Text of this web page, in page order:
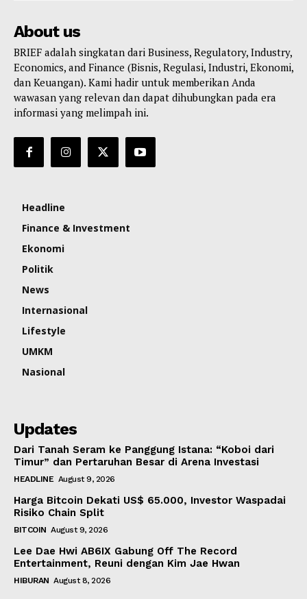
About us
BRIEF adalah singkatan dari Business, Regulatory, Industry,
Economics, and Finance (Bisnis, Regulasi, Industri, Ekonomi,
dan Keuangan). Kami hadir untuk memberikan Anda
wawasan yang relevan dan dapat dihubungkan pada era
informasi yang melimpah ini.
Headline
Finance & Investment
Ekonomi
Politik
News
Internasional
Lifestyle
UMKM
Nasional
Updates
Dari Tanah Seram ke Panggung Istana: “Koboi dari
Timur” dan Pertaruhan Besar di Arena Investasi
HEADLINE August 9, 2026
Harga Bitcoin Dekati US$ 65.000, Investor Waspadai
Risiko Chain Split
BITCOIN August 9, 2026
Lee Dae Hwi AB6IX Gabung Off The Record
Entertainment, Reuni dengan Kim Jae Hwan
HIBURAN August 8, 2026